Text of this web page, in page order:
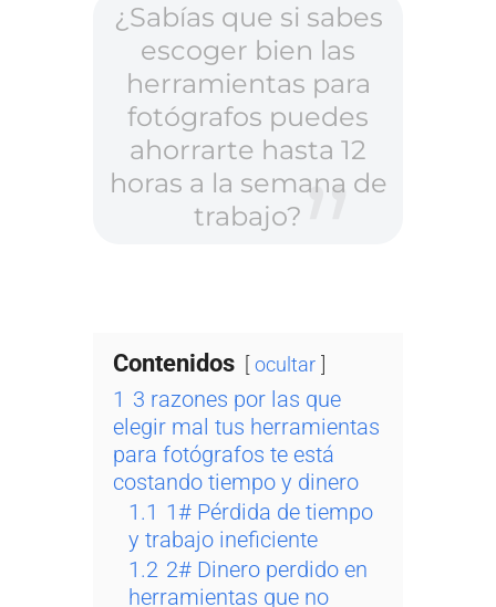
¿Sabías que si sabes
escoger bien las
herramientas para
fotógrafos puedes
ahorrarte hasta 12
horas a la semana de
trabajo?
Contenidos ocultar
1 3 razones por las que
elegir mal tus herramientas
para fotógrafos te está
costando tiempo y dinero
1.1 1# Pérdida de tiempo
y trabajo ineficiente
1.2 2# Dinero perdido en
herramientas que no